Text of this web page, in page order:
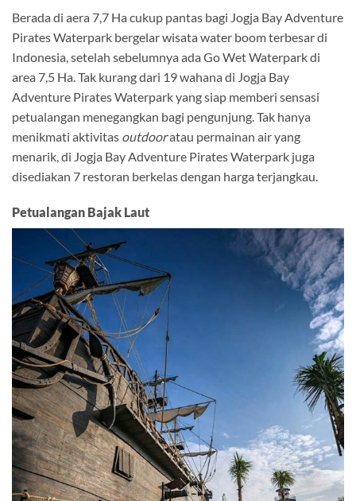
Berada di aera 7,7 Ha cukup pantas bagi Jogja Bay Adventure
Pirates Waterpark bergelar wisata water boom terbesar di
Indonesia, setelah sebelumnya ada Go Wet Waterpark di
area 7,5 Ha. Tak kurang dari 19 wahana di Jogja Bay
Adventure Pirates Waterpark yang siap memberi sensasi
petualangan menegangkan bagi pengunjung. Tak hanya
menikmati aktivitas outdooratau permainan air yang
menarik, di Jogja Bay Adventure Pirates Waterpark juga
disediakan 7 restoran berkelas dengan harga terjangkau.
Petualangan Bajak Laut